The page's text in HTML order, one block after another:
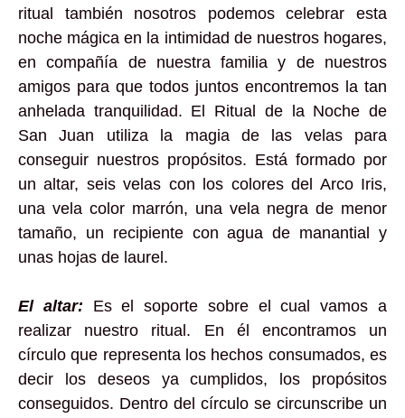
ritual también nosotros podemos celebrar esta
noche mágica en la intimidad de nuestros hogares,
en compañía de nuestra familia y de nuestros
amigos para que todos juntos encontremos la tan
anhelada tranquilidad. El Ritual de la Noche de
San Juan utiliza la magia de las velas para
conseguir nuestros propósitos. Está formado por
un altar, seis velas con los colores del Arco Iris,
una vela color marrón, una vela negra de menor
tamaño, un recipiente con agua de manantial y
unas hojas de laurel.
El altar: Es el soporte sobre el cual vamos a
realizar nuestro ritual. En él encontramos un
círculo que representa los hechos consumados, es
decir los deseos ya cumplidos, los propósitos
conseguidos. Dentro del círculo se circunscribe un